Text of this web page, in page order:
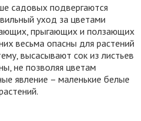
садовых подвергаются
уход за цветами
прыгающих и ползающих
весьма опасны для растений
высасывают сок из листьев
не позволяя цветам
явление – маленькие белые